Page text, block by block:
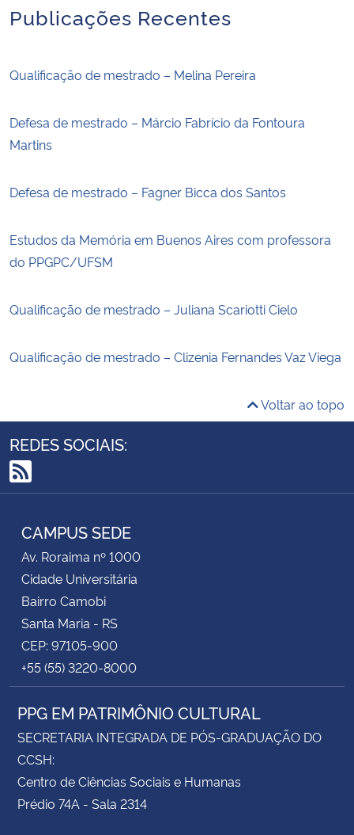
Publicações Recentes
Qualificação de mestrado – Melina Pereira
Defesa de mestrado – Márcio Fabrício da Fontoura
Martins
Defesa de mestrado – Fagner Bicca dos Santos
Estudos da Memória em Buenos Aires com professora
do PPGPC/UFSM
Qualificação de mestrado – Juliana Scariotti Cielo
Qualificação de mestrado – Clizenia Fernandes Vaz Viega
Voltar ao topo
REDES SOCIAIS:
RSS
CAMPUS SEDE
Av. Roraima nº 1000
Cidade Universitária
Bairro Camobi
Santa Maria - RS
CEP: 97105-900
+55 (55) 3220-8000
PPG EM PATRIMÔNIO CULTURAL
SECRETARIA INTEGRADA DE PÓS-GRADUAÇÃO DO
CCSH:
Centro de Ciências Sociais e Humanas
Prédio 74A - Sala 2314